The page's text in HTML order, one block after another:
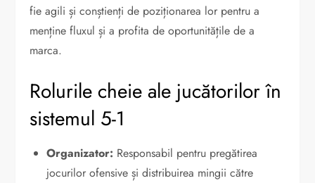
fie agili și conștienți de poziționarea lor pentru a
menține fluxul și a profita de oportunitățile de a
marca.
Rolurile cheie ale jucătorilor în
sistemul 5-1
Organizator: Responsabil pentru pregătirea
jocurilor ofensive și distribuirea mingii către